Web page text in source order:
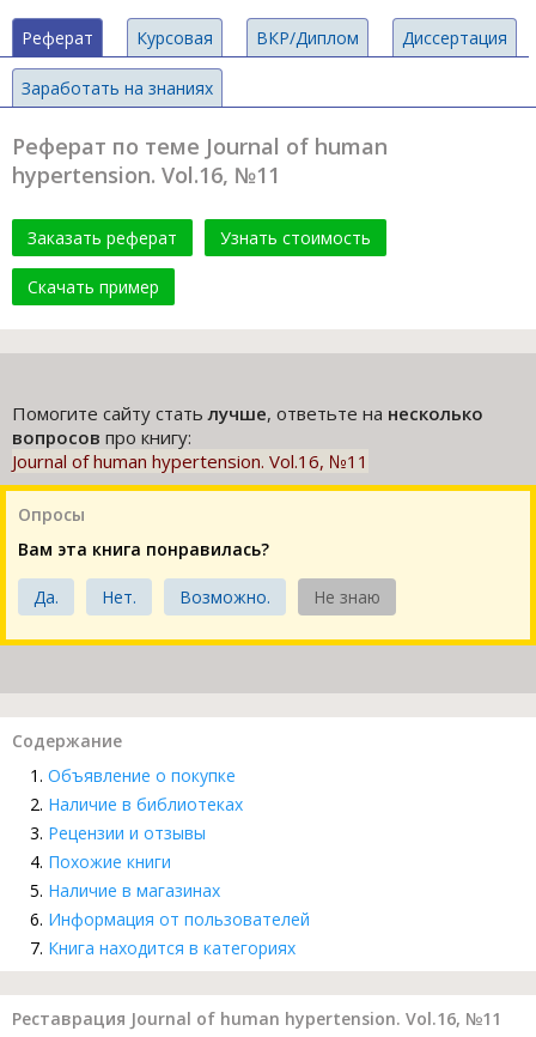
Реферат Курсовая ВКР/Диплом Диссертация
Заработать на знаниях
Реферат по теме Journal of human
hypertension. Vol.16, №11
Заказать реферат Узнать стоимость
Скачать пример
Помогите сайту статьлучше, ответьте на несколько
вопросов про книгу:
Journal of human hypertension. Vol.16, №11
Опросы
Вам эта книга понравилась?
Да. Нет. Возможно. Не знаю
Содержание
Объявление о покупке
Наличие в библиотеках
Рецензии и отзывы
Похожие книги
Наличие в магазинах
Информация от пользователей
Книга находится в категориях
Реставрация Journal of human hypertension. Vol.16, №11